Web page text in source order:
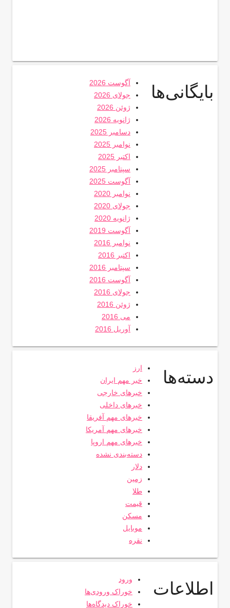
بایگانی‌ها
آگوست 2026
جولای 2026
ژوئن 2026
ژانویه 2026
دسامبر 2025
نوامبر 2025
اکتبر 2025
سپتامبر 2025
آگوست 2025
نوامبر 2020
جولای 2020
ژانویه 2020
آگوست 2019
نوامبر 2016
اکتبر 2016
سپتامبر 2016
آگوست 2016
جولای 2016
ژوئن 2016
می 2016
آوریل 2016
دسته‌ها
ارز
خبر مهم ایران
خبرهای خارجی
خبرهای داخلی
خبرهای مهم آفریقا
خبرهای مهم آمریکا
خبرهای مهم اروپا
دسته‌بندی نشده
دلار
زمین
طلا
قیمت
مسکن
موبایل
نقره
اطلاعات
ورود
خوراک ورودی‌ها
خوراک دیدگاه‌ها